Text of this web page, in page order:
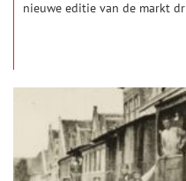
nieuwe editie van de markt
belang van de markt en de